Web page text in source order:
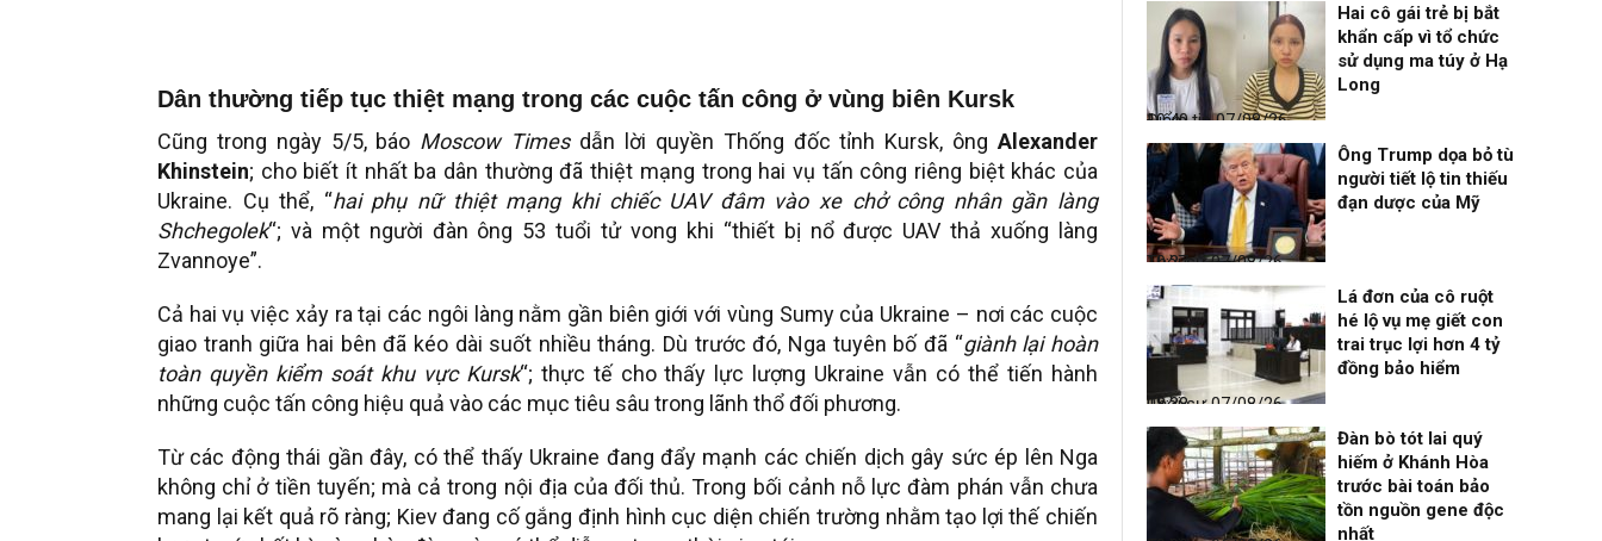
Dân thường tiếp tục thiệt mạng trong các cuộc tấn công ở vùng biên Kursk
Cũng trong ngày 5/5, báo Moscow Timesdẫn lời quyền Thống đốc tỉnh Kursk, ôngAlexander
Khinstein; cho biết ít nhất ba dân thường đã thiệt mạng trong hai vụ tấn công riêng biệt khác của
Ukraine. Cụ thể, “hai phụ nữ thiệt mạng khi chiếc UAV đâm vào xe chở công nhân gần làng
Shchegolek“; và một người đàn ông 53 tuổi tử vong khi “thiết bị nổ được UAV thả xuống làng
Zvannoye”.
Cả hai vụ việc xảy ra tại các ngôi làng nằm gần biên giới với vùng Sumy của Ukraine – nơi các cuộc
giao tranh giữa hai bên đã kéo dài suốt nhiều tháng. Dù trước đó, Nga tuyên bố đã “giành lại hoàn
toàn quyền kiểm soát khu vực Kursk“; thực tế cho thấy lực lượng Ukraine vẫn có thể tiến hành
những cuộc tấn công hiệu quả vào các mục tiêu sâu trong lãnh thổ đối phương.
Từ các động thái gần đây, có thể thấy Ukraine đang đẩy mạnh các chiến dịch gây sức ép lên Nga
không chỉ ở tiền tuyến; mà cả trong nội địa của đối thủ. Trong bối cảnh nỗ lực đàm phán vẫn chưa
mang lại kết quả rõ ràng; Kiev đang cố gắng định hình cục diện chiến trường nhằm tạo lợi thế chiến
Điểm tin
07/08/26, 10:40
Hai cô gái trẻ bị bắt
khẩn cấp vì tổ chức
sử dụng ma túy ở Hạ
Long
Thời sự
07/08/26, 10:27
Ông Trump dọa bỏ tù
người tiết lộ tin thiếu
đạn dược của Mỹ
Thời sự
07/08/26, 08:38
Lá đơn của cô ruột
hé lộ vụ mẹ giết con
trai trục lợi hơn 4 tỷ
đồng bảo hiểm
Đàn bò tót lai quý
hiếm ở Khánh Hòa
trước bài toán bảo
tồn nguồn gene độc
nhất